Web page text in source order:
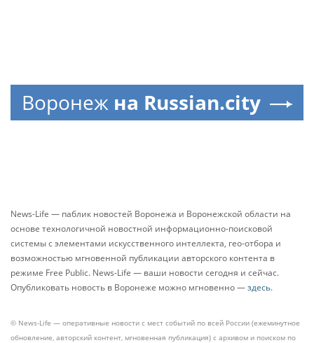
Воронеж на Russian.city
News-Life — паблик новостей Воронежа и Воронежской области на
основе технологичной новостной информационно-поисковой
системы с элементами искусственного интеллекта, гео-отбора и
возможностью мгновенной публикации авторского контента в
режиме Free Public. News-Life — ваши новости сегодня и сейчас.
Опубликовать новость в Воронеже можно мгновенно —здесь.
© News-Life — оперативные новости с мест событий по всей России (ежеминутное
обновление, авторский контент, мгновенная публикация) с архивом и поиском по